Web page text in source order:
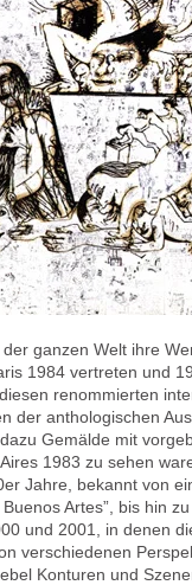
ganzen Welt ihre
1984 vertreten und
renommierten
der anthologischen
Gemälde mit
1983 zu sehen
Jahre, bekannt von
Artes”, bis hin
und 2001, in denen
verschiedenen
Konturen und